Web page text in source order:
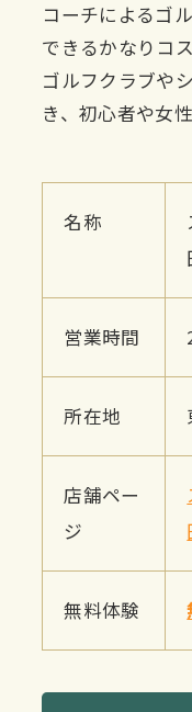
コーチによるゴ
できるかなりコ
ゴルフクラブや
き、初心者や女
名称
営業時間
所在地
店舗ペー
ジ
無料体験